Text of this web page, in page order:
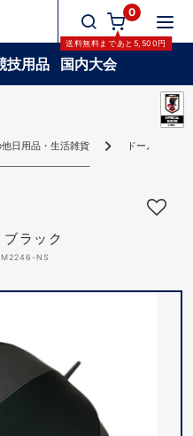
0
送料無料まであと 5,500円
技用品 国内大会
他日用品・生活雑貨 ドーム型傘 ブ
ブラック
NS